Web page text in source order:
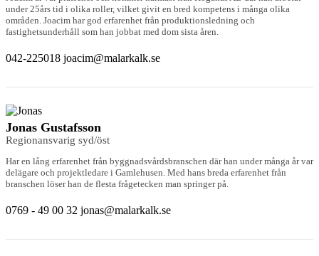
under 25års tid i olika roller, vilket givit en bred kompetens i många olika
områden. Joacim har god erfarenhet från produktionsledning och
fastighetsunderhåll som han jobbat med dom sista åren.
042-225018 joacim@malarkalk.se
Jonas Gustafsson
Regionansvarig syd/öst
Har en lång erfarenhet från byggnadsvårdsbranschen där han under många år var
delägare och projektledare i Gamlehusen. Med hans breda erfarenhet från
branschen löser han de flesta frågetecken man springer på.
0769 - 49 00 32 jonas@malarkalk.se